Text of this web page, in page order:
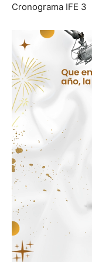
Cronograma IFE 3